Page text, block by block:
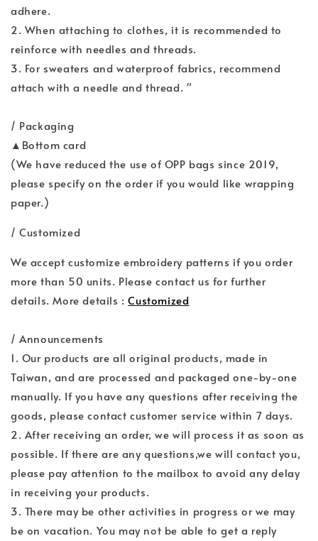
adhere.
2. When attaching to clothes, it is recommended to
reinforce with needles and threads.
3. For sweaters and waterproof fabrics, recommend
attach with a needle and thread. "
/ Packaging
▲Bottom card
(We have reduced the use of OPP bags since 2019,
please specify on the order if you would like wrapping
paper.)
/ Customized
We accept customize embroidery patterns if you order
more than 50 units. Please contact us for further
details. More details :Customized
/ Announcements
1. Our products are all original products, made in
Taiwan, and are processed and packaged one-by-one
manually. If you have any questions after receiving the
goods, please contact customer service within 7 days.
2. After receiving an order, we will process it as soon as
possible. If there are any questions,we will contact you,
please pay attention to the mailbox to avoid any delay
in receiving your products.
3. There may be other activities in progress or we may
be on vacation. You may not be able to get a reply